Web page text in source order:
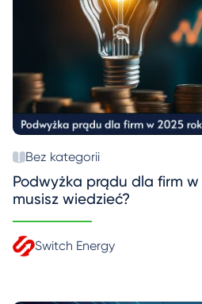
Bez kategorii
Podwyżka prądu dla firm
musisz wiedzieć?
Switch Energy